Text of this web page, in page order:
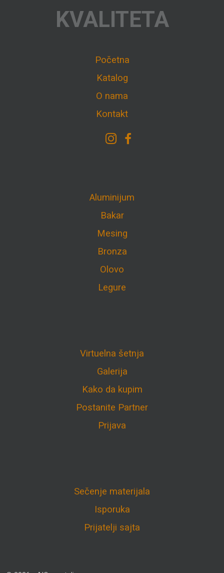
KVALITETA
Početna
Katalog
O nama
Kontakt
Aluminijum
Bakar
Mesing
Bronza
Olovo
Legure
Virtuelna šetnja
Galerija
Kako da kupim
Postanite Partner
Prijava
Sečenje materijala
Isporuka
Prijatelji sajta